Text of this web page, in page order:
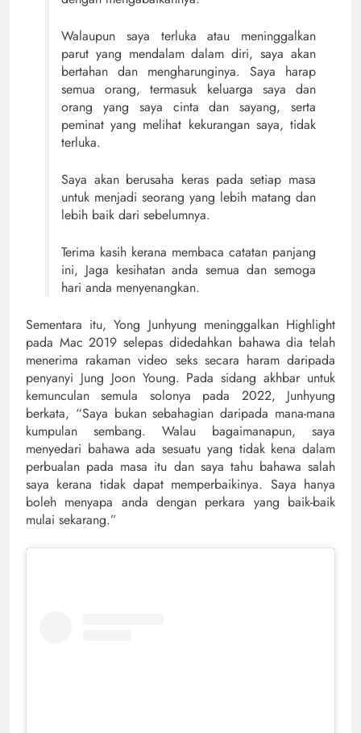
Walaupun saya terluka atau meninggalkan
parut yang mendalam dalam diri, saya akan
bertahan dan mengharunginya. Saya harap
semua orang, termasuk keluarga saya dan
orang yang saya cinta dan sayang, serta
peminat yang melihat kekurangan saya, tidak
terluka.
Saya akan berusaha keras pada setiap masa
untuk menjadi seorang yang lebih matang dan
lebih baik dari sebelumnya.
Terima kasih kerana membaca catatan panjang
ini, Jaga kesihatan anda semua dan semoga
hari anda menyenangkan.
Sementara itu, Yong Junhyung meninggalkan Highlight
pada Mac 2019 selepas didedahkan bahawa dia telah
menerima rakaman video seks secara haram daripada
penyanyi Jung Joon Young. Pada sidang akhbar untuk
kemunculan semula solonya pada 2022, Junhyung
berkata, “Saya bukan sebahagian daripada mana-mana
kumpulan sembang. Walau bagaimanapun, saya
menyedari bahawa ada sesuatu yang tidak kena dalam
perbualan pada masa itu dan saya tahu bahawa salah
saya kerana tidak dapat memperbaikinya. Saya hanya
boleh menyapa anda dengan perkara yang baik-baik
mulai sekarang.”